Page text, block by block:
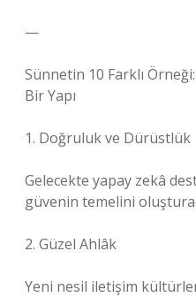
—
Sünnetin 10 Farklı
Bir Yapı
1. Doğruluk ve Dürüstlük
Gelecekte yapay zekâ
güvenin temelini
2. Güzel Ahlâk
Yeni nesil iletişim